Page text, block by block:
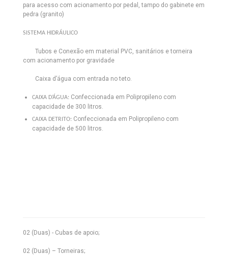
para acesso com acionamento por pedal, tampo do gabinete em
pedra (granito)
SISTEMA HIDRÁULICO
Tubos e Conexão em material PVC, sanitários e torneira
com acionamento por gravidade
Caixa d’água com entrada no teto.
CAIXA D’ÁGUA: Confeccionada em Polipropileno com
capacidade de 300 litros.
CAIXA DETRITO: Confeccionada em Polipropileno com
capacidade de 500 litros.
02 (Duas) - Cubas de apoio;
02 (Duas) – Torneiras;